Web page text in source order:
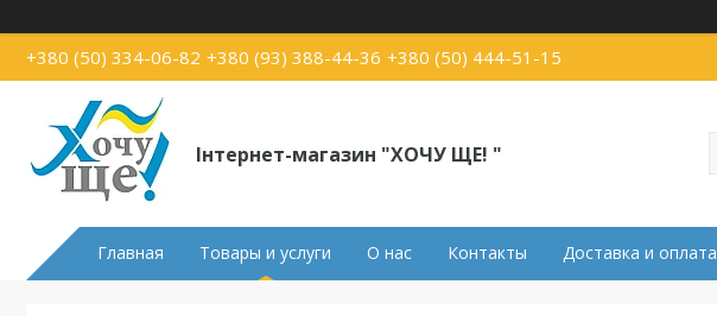
+380 (50) 334-06-82 +380 (93) 388-44-36 +380 (50) 444-51-15
Інтернет-магазин "ХОЧУ ЩЕ! "
Главная Товары и услуги О нас Контакты Доставка и оплата